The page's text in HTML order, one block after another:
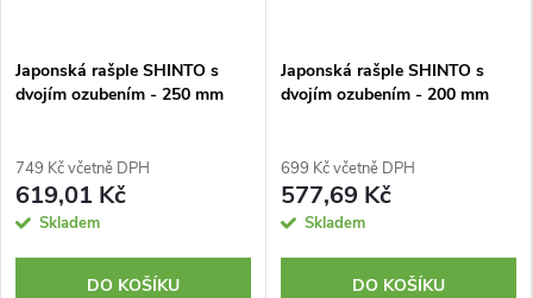
Japonská rašple SHINTO s
dvojím ozubením - 250 mm
749 Kč včetně DPH
619,01 Kč
Skladem
DO KOŠÍKU
Japonská rašple SHINTO s
dvojím ozubením - 200 mm
699 Kč včetně DPH
577,69 Kč
Skladem
DO KOŠÍKU